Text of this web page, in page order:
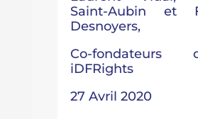
Saint-Aubin et
Desnoyers,
Co-
iDFRights
27 Avril 2020